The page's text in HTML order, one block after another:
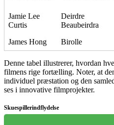
Jamie Lee
Curtis
Deirdre
Beaubeirdra
James Hong Birolle
Denne tabel illustrerer, hvordan
filmens rige fortælling. Noter, at
individuel præstation og den
ses i innovative filmprojekter.
Skuespillerindflydelse